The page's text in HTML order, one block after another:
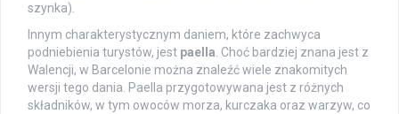
szynka).
Innym charakterystycznym daniem, które zachwyca
podniebienia turystów, jest paella. Choć bardziej znana jest z
Walencji, w Barcelonie można znaleźć wiele znakomitych
wersji tego dania. Paella przygotowywana jest z różnych
składników, w tym owoców morza, kurczaka oraz warzyw, co